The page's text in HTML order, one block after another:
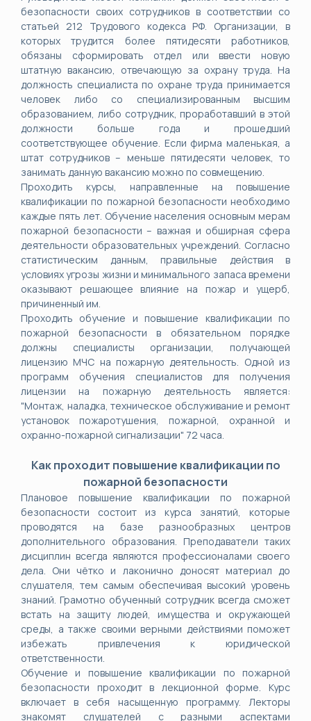
безопасности своих сотрудников в соответствии со
статьей 212 Трудового кодекса РФ. Организации, в
которых трудится более пятидесяти работников,
обязаны сформировать отдел или ввести новую
штатную вакансию, отвечающую за охрану труда. На
должность специалиста по охране труда принимается
человек либо со специализированным высшим
образованием, либо сотрудник, проработавший в этой
должности больше года и прошедший
соответствующее обучение. Если фирма маленькая, а
штат сотрудников – меньше пятидесяти человек, то
занимать данную вакансию можно по совмещению.
Проходить курсы, направленные на повышение
квалификации по пожарной безопасности необходимо
каждые пять лет. Обучение населения основным мерам
пожарной безопасности – важная и обширная сфера
деятельности образовательных учреждений. Согласно
статистическим данным, правильные действия в
условиях угрозы жизни и минимального запаса времени
оказывают решающее влияние на пожар и ущерб,
причиненный им.
Проходить обучение и повышение квалификации по
пожарной безопасности в обязательном порядке
должны специалисты организации, получающей
лицензию МЧС на пожарную деятельность. Одной из
программ обучения специалистов для получения
лицензии на пожарную деятельность является:
"Монтаж, наладка, техническое обслуживание и ремонт
установок пожаротушения, пожарной, охранной и
охранно-пожарной сигнализации" 72 часа.
Как проходит повышение квалификации по
пожарной безопасности
Плановое повышение квалификации по пожарной
безопасности состоит из курса занятий, которые
проводятся на базе разнообразных центров
дополнительного образования. Преподаватели таких
дисциплин всегда являются профессионалами своего
дела. Они чётко и лаконично доносят материал до
слушателя, тем самым обеспечивая высокий уровень
знаний. Грамотно обученный сотрудник всегда сможет
встать на защиту людей, имущества и окружающей
среды, а также своими верными действиями поможет
избежать привлечения к юридической
ответственности.
Обучение и повышение квалификации по пожарной
безопасности проходит в лекционной форме. Курс
включает в себя насыщенную программу. Лекторы
знакомят слушателей с разными аспектами